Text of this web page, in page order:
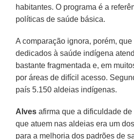
habitantes. O programa é a
políticas de saúde básica.
A comparação ignora, porém,
dedicados à saúde indígena
bastante fragmentada e, em
por áreas de difícil acesso.
país 5.150 aldeias indígenas.
Alves afirma que a dificuldade
que atuem nas aldeias era um
para a melhoria dos padrões de